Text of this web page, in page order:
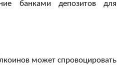
банками депозитов для
может спровоцировать